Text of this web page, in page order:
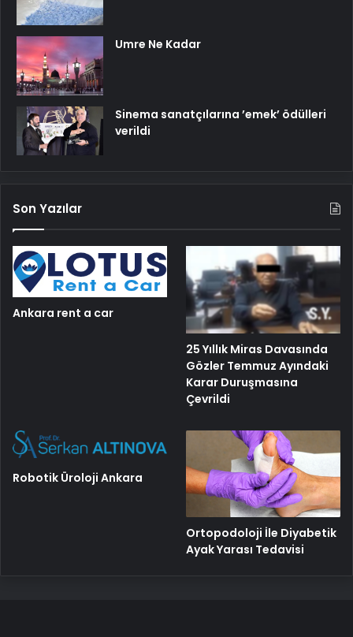
Umre Ne Kadar
Sinema sanatçılarına ’emek’ ödülleri
verildi
Son Yazılar
Ankara rent a car
25 Yıllık Miras Davasında
Gözler Temmuz Ayındaki
Karar Duruşmasına
Çevrildi
Robotik Üroloji Ankara
Ortopodoloji İle Diyabetik
Ayak Yarası Tedavisi